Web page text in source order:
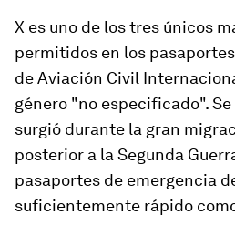
X es uno de los tres únicos
permitidos en los
de Aviación Civil
género "no especificado".
surgió durante la gran
posterior a la Segunda
pasaportes de emergencia
suficientemente rápido